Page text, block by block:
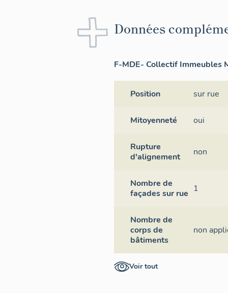
Données
F-MDE- Collectif Immeubles
Position sur rue
Mitoyenneté oui
Rupture
d'alignement
non
Nombre de
façades sur rue 1
Nombre de
corps de
bâtiments
non
Voir tout